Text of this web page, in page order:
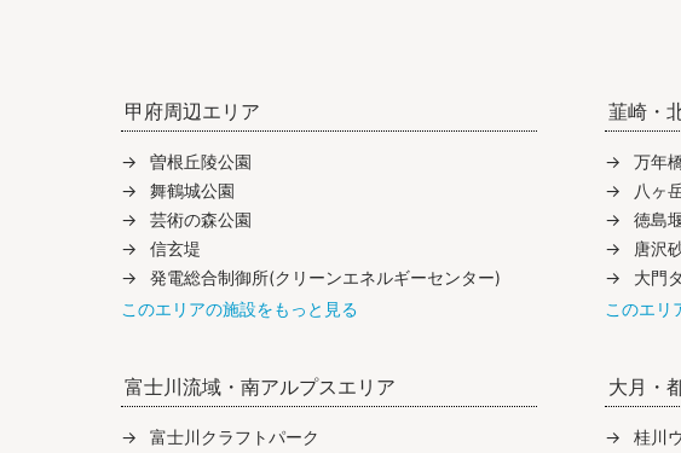
甲府周辺エリア
曽根丘陵公園
舞鶴城公園
芸術の森公園
信玄堤
発電総合制御所(クリーンエネルギーセンター)
このエリアの施設をもっと見る
韮崎・
万年
八ヶ
徳島
唐沢
大門
このエリ
富士川流域・南アルプスエリア
富士川クラフトパーク
大月・
桂川